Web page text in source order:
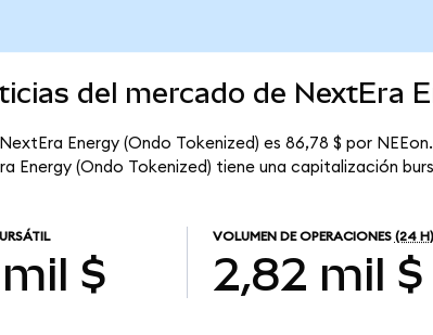
del mercado de NextEra
Energy (Ondo Tokenized) es 86,78 $ por
Energy (Ondo Tokenized) tiene una capitalización
$
VOLUMEN DE OPERACIONES (24 H)
2,82 mil $